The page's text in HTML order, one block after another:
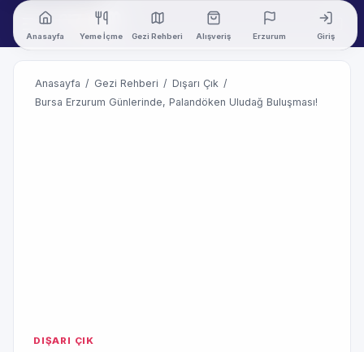
Anasayfa Yeme İçme Gezi Rehberi Alışveriş Erzurum Giriş
Anasayfa / Gezi Rehberi / Dışarı Çık /
Bursa Erzurum Günlerinde, Palandöken Uludağ Buluşması!
DIŞARI ÇIK